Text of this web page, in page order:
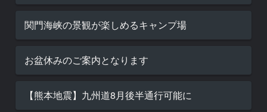
関門海峡の景観が楽しめるキャンプ場
お盆休みのご案内となります
【熊本地震】九州道8月後半通行可能に